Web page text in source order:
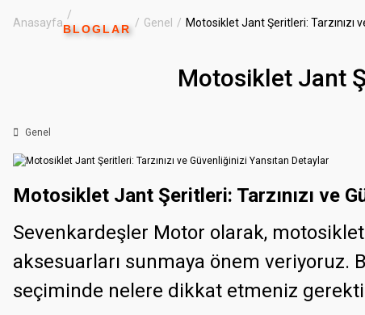
AnasayfaBLOGLAR Genel Motosiklet Jant Şeritleri: Tarzınızı
Motosiklet Jant
Genel
Motosiklet Jant Şeritleri: Tarzınızı ve
Sevenkardeşler Motor olarak,
aksesuarları sunmaya önem veriyoruz.
seçiminde nelere dikkat etmeniz